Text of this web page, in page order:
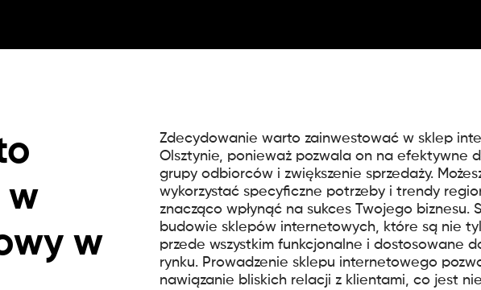
w
w
Zdecydowanie warto zainwestować w sklep
Olsztynie, ponieważ pozwala on na efektywne
grupy odbiorców i zwiększenie sprzedaży.
wykorzystać specyficzne potrzeby i trendy
znacząco wpłynąć na sukces Twojego biznesu.
budowie sklepów internetowych, które są nie
przede wszystkim funkcjonalne i dostosowane
rynku. Prowadzenie sklepu internetowego
nawiązanie bliskich relacji z klientami, co jest